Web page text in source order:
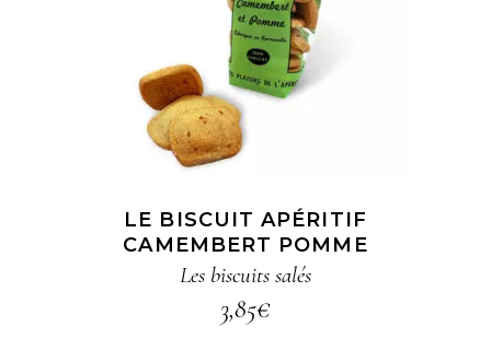
AJOUTER AU PANIER
LE BISCUIT APÉRITIF
CAMEMBERT POMME
Les biscuits salés
3,85€